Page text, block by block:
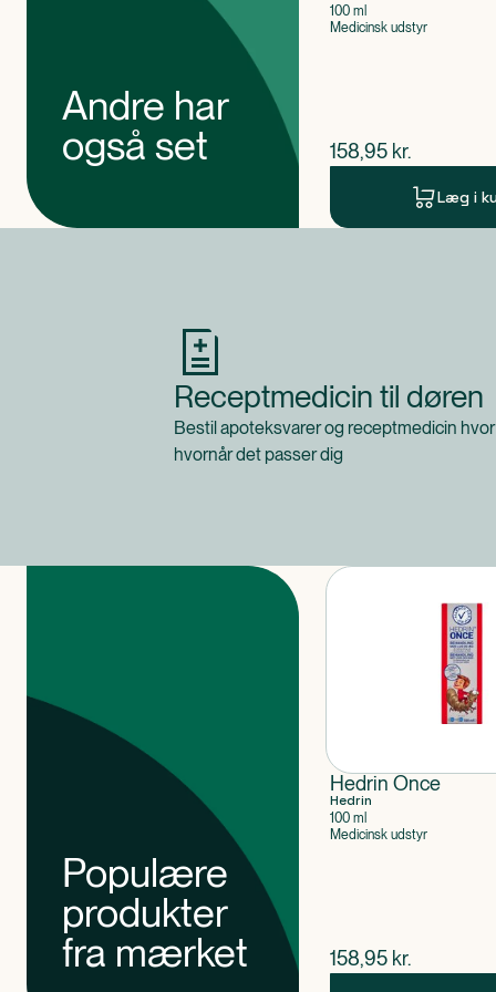
Andre har
også set
100 ml
Medicinsk udstyr
$nuværende pris
158,95 kr.
Læg i
Receptmedicin til døren
Bestil apoteksvarer og receptmedicin
hvornår det passer dig
Populære
produkter
fra mærket
Hedrin Once
Hedrin
100 ml
Medicinsk udstyr
$nuværende pris
158,95 kr.